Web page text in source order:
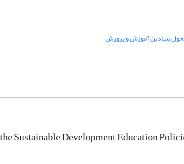
بنیادین آموزش و پرورش
Sustainable Development Education